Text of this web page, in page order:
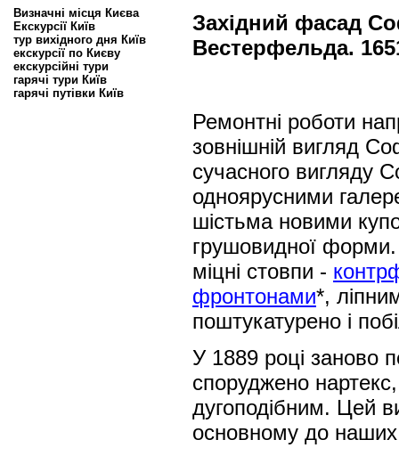
Визначні місця Києва
Екскурсії Київ
тур вихідного дня Київ
екскурсії по Києву
екскурсійні тури
гарячі тури Київ
гарячі путівки Київ
Західний фасад
Вестерфельда.
Ремонтні роботи
зовнішній вигляд
сучасного вигляду
одноярусними
шістьма новими
грушовидної форми.
міцні стовпи -
фронтонами*,
поштукатурено і
У 1889 році заново
споруджено
дугоподібним. Цей
основному до наших